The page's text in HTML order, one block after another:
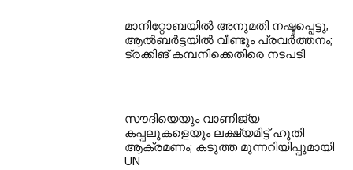
മാനിറ്റോബയിൽ അനുമതി നഷ്ടപ്പെട്ടു,
ആൽബർട്ടയിൽ വീണ്ടും പ്രവർത്തനം;
ട്രക്കിങ് കമ്പനിക്കെതിരെ നടപടി
സൗദിയെയും വാണിജ്യ
കപ്പലുകളെയും ലക്ഷ്യമിട്ട് ഹൂതി
ആക്രമണം; കടുത്ത മുന്നറിയിപ്പുമായി
UN